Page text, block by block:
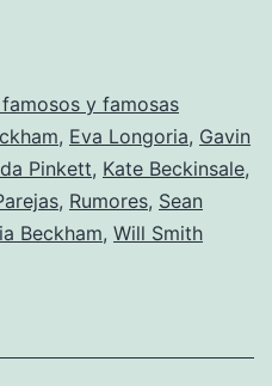
y famosas
, Eva Longoria, Gavin
Pinkett, Kate Beckinsale,
, Rumores, Sean
Beckham, Will Smith